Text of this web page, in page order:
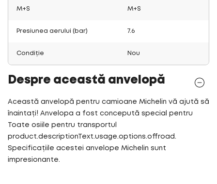
M+S M+S
Presiunea aerului (bar) 7.6
Condiție Nou
Despre această anvelopă
Această anvelopă pentru camioane Michelin vă ajută să
înaintați! Anvelopa a fost concepută special pentru
Toate osiile pentru transportul
product.descriptionText.usage.options.offroad.
Specificațiile acestei anvelope Michelin sunt
impresionante.